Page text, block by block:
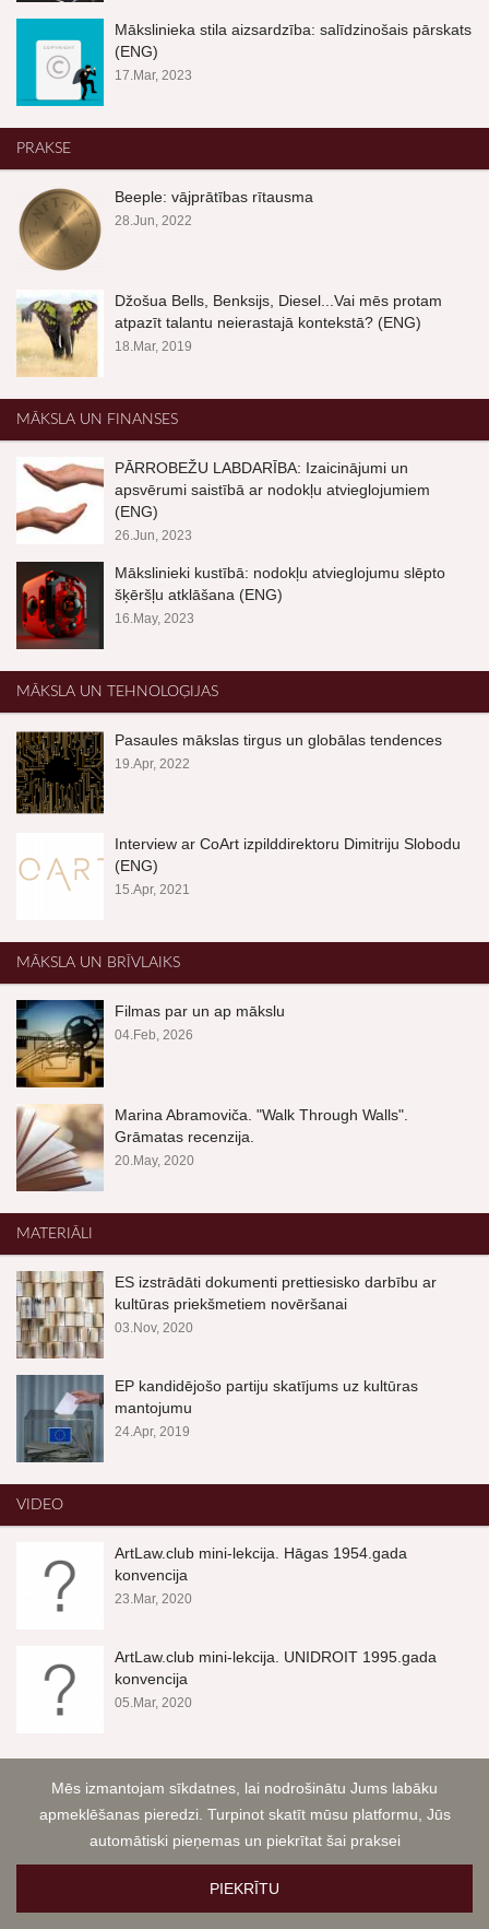
Mākslinieka stila aizsardzība: salīdzinošais pārskats
(ENG)
17.Mar, 2023
PRAKSE
Beeple: vājprātības rītausma
28.Jun, 2022
Džošua Bells, Benksijs, Diesel...Vai mēs protam
atpazīt talantu neierastajā kontekstā? (ENG)
18.Mar, 2019
MĀKSLA UN FINANSES
PĀRROBEŽU LABDARĪBA: Izaicinājumi un
apsvērumi saistībā ar nodokļu atvieglojumiem
(ENG)
26.Jun, 2023
Mākslinieki kustībā: nodokļu atvieglojumu slēpto
šķēršļu atklāšana (ENG)
16.May, 2023
MĀKSLA UN TEHNOLOĢIJAS
Pasaules mākslas tirgus un globālas tendences
19.Apr, 2022
Interview ar CoArt izpilddirektoru Dimitriju Slobodu
(ENG)
15.Apr, 2021
MĀKSLA UN BRĪVLAIKS
Filmas par un ap mākslu
04.Feb, 2026
Marina Abramoviča. "Walk Through Walls".
Grāmatas recenzija.
20.May, 2020
MATERIĀLI
ES izstrādāti dokumenti prettiesisko darbību ar
kultūras priekšmetiem novēršanai
03.Nov, 2020
EP kandidējošo partiju skatījums uz kultūras
mantojumu
24.Apr, 2019
VIDEO
ArtLaw.club mini-lekcija. Hāgas 1954.gada
konvencija
23.Mar, 2020
ArtLaw.club mini-lekcija. UNIDROIT 1995.gada
konvencija
05.Mar, 2020
Mēs izmantojam sīkdatnes, lai nodrošinātu Jums labāku
apmeklēšanas pieredzi. Turpinot skatīt mūsu platformu, Jūs
automātiski pieņemas un piekrītat šai praksei
PIEKRĪTU